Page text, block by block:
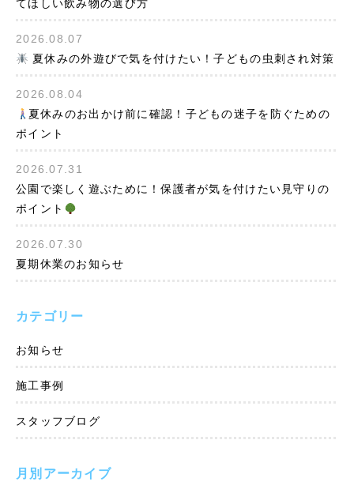
てほしい飲み物の選び方
2026.08.07
夏休みの外遊びで気を付けたい！子どもの虫刺され対策
2026.08.04
夏休みのお出かけ前に確認！子どもの迷子を防ぐための
ポイント
2026.07.31
公園で楽しく遊ぶために！保護者が気を付けたい見守りの
ポイント
2026.07.30
夏期休業のお知らせ
カテゴリー
お知らせ
施工事例
スタッフブログ
月別アーカイブ